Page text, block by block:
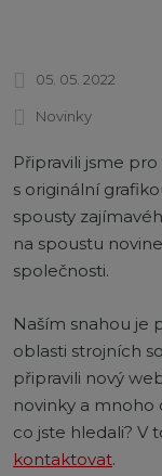
05. 05. 2022
Novinky
Připravili jsme
s originální
spousty
na spoustu
společnosti.
Naším snahou je
oblasti strojních
připravili nový
novinky a mnoho
co jste hledali? V
kontaktovat.